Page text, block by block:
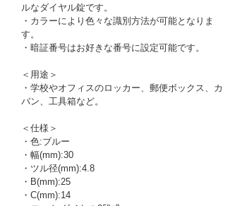
ルなダイヤル錠です。
・カラーにより色々な識別方法が可能となりま
す。
・暗証番号はお好きな番号に設定可能です。
＜用途＞
・学校やオフィスのロッカー、郵便ボックス、カ
バン、工具箱など。
＜仕様＞
・色:ブルー
・幅(mm):30
・ツル径(mm):4.8
・B(mm):25
・C(mm):14